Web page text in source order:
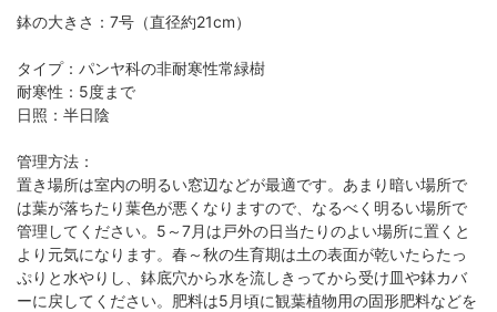
鉢の大きさ：7号（直径約21cm）
タイプ：パンヤ科の非耐寒性常緑樹
耐寒性：5度まで
日照：半日陰
管理方法：
置き場所は室内の明るい窓辺などが最適です。あまり暗い場所で
は葉が落ちたり葉色が悪くなりますので、なるべく明るい場所で
管理してください。5～7月は戸外の日当たりのよい場所に置くと
より元気になります。春～秋の生育期は土の表面が乾いたらたっ
ぷりと水やりし、鉢底穴から水を流しきってから受け皿や鉢カバ
ーに戻してください。肥料は5月頃に観葉植物用の固形肥料などを